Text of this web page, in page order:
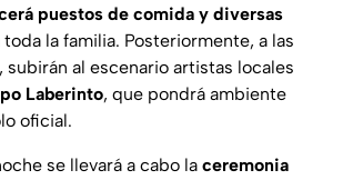
puestos de comida y diversas
toda la familia. Posteriormente, a las
subirán al escenario artistas locales
Laberinto, que pondrá ambiente
oficial.
se llevará a cabo la ceremonia